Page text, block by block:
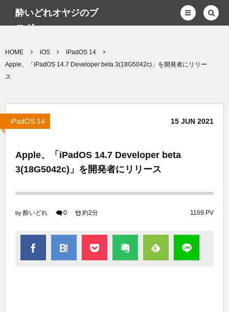
酔いどれオヤジのブ
ログwp
HOME iOS
iPadOS 14
Apple、「iPadOS 14.7 Developer beta 3(18G5042c)」を開発者にリリー
ス
iPadOS 14 15 JUN 2021
Apple、「iPadOS 14.7 Developer beta
3(18G5042c)」を開発者にリリース
by 酔いどれ 0 1169 PV
約2分